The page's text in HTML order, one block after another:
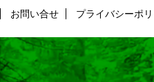
お問い合せ プライバシーポ